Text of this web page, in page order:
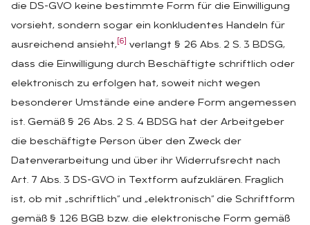
die DS-GVO keine bestimmte Form für die Einwilligung
vorsieht, sondern sogar ein konkludentes Handeln für
ausreichend ansieht, [6]
verlangt § 26 Abs. 2 S. 3 BDSG,
dass die Einwilligung durch Beschäftigte schriftlich oder
elektronisch zu erfolgen hat, soweit nicht wegen
besonderer Umstände eine andere Form angemessen
ist. Gemäß § 26 Abs. 2 S. 4 BDSG hat der Arbeitgeber
die beschäftigte Person über den Zweck der
Datenverarbeitung und über ihr Widerrufsrecht nach
Art. 7 Abs. 3 DS-GVO in Textform aufzuklären. Fraglich
ist, ob mit „schriftlich“ und „elektronisch“ die Schriftform
gemäß § 126 BGB bzw. die elektronische Form gemäß